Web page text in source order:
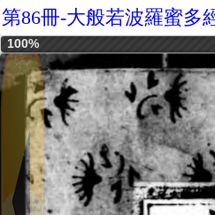
第86冊-大般若波羅蜜
100%